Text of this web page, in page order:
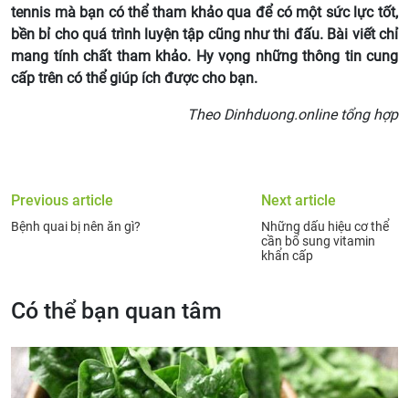
tennis mà bạn có thể tham khảo qua để có một sức lực tốt,
bền bỉ cho quá trình luyện tập cũng như thi đấu. Bài viết chỉ
mang tính chất tham khảo. Hy vọng những thông tin cung
cấp trên có thể giúp ích được cho bạn.
Theo Dinhduong.online tổng hợp
Previous article
Bệnh quai bị nên ăn gì?
Next article
Những dấu hiệu cơ thể
cần bổ sung vitamin
khẩn cấp
Có thể bạn quan tâm